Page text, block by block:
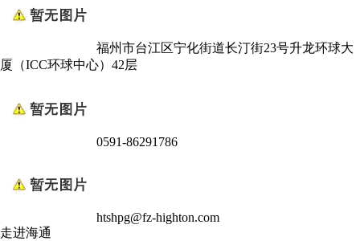
福州市台江区宁化街道长汀街23号升龙环球大
厦（ICC环球中心）42层
0591-86291786
htshpg@fz-highton.com
走进海通